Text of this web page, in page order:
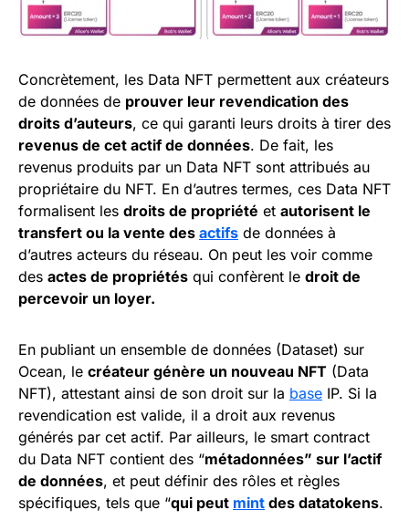
Concrètement, les Data NFT permettent aux créateurs
de données de prouver leur revendication des
droits d’auteurs, ce qui garanti leurs droits à tirer des
revenus de cet actif de données. De fait, les
revenus produits par un Data NFT sont attribués au
propriétaire du NFT. En d’autres termes, ces Data NFT
formalisent les droits de propriété et autorisent le
transfert ou la vente des actifs de données à
d’autres acteurs du réseau. On peut les voir comme
des actes de propriétés qui confèrent le droit de
percevoir un loyer.
En publiant un ensemble de données (Dataset) sur
Ocean, le créateur génère un nouveau NFT (Data
NFT), attestant ainsi de son droit sur la base IP. Si la
revendication est valide, il a droit aux revenus
générés par cet actif. Par ailleurs, le smart contract
du Data NFT contient des “métadonnées” sur l’actif
de données, et peut définir des rôles et règles
spécifiques, tels que “qui peut mint des datatokens.